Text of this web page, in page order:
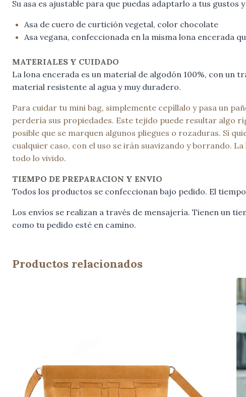
Su asa es ajustable para que puedas adaptarlo a tus
Asa de cuero de curtición vegetal, color chocolate
Asa vegana, confeccionada en la misma lona encerada
MATERIALES Y CUIDADO
La lona encerada es un material de algodón 100%, con
material resistente al agua y muy duradero.
Para cuidar tu mini bag, simplemente cepíllalo y pasa un
perdería sus propiedades. Este tejido puede resultar algo
posible que se marquen algunos pliegues o rozaduras. Si
cualquier caso, con el uso se irán suavizando y borrando.
todo lo vivido.
TIEMPO DE PREPARACION Y ENVIO
Todos los productos se confeccionan bajo pedido. El
Los envíos se realizan a través de mensajería. Tienen un
como tu pedido esté en camino.
Productos relacionados